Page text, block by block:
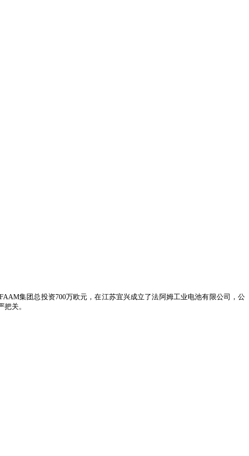
集团总投资700万欧元，在江苏宜兴成立了法阿姆工业电池有限公司，公
关。